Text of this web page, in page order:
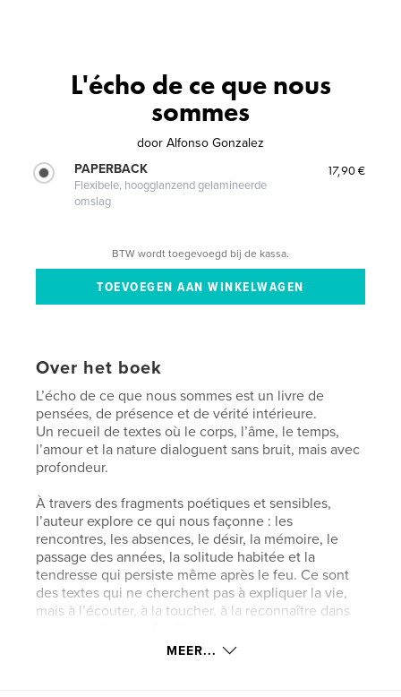
L'écho de ce que nous
sommes
door Alfonso Gonzalez
PAPERBACK
Flexibele, hoogglanzend gelamineerde
omslag
17,90 €
BTW wordt toegevoegd bij de kassa.
Over het boek
L’écho de ce que nous sommes est un livre de
pensées, de présence et de vérité intérieure.
Un recueil de textes où le corps, l’âme, le temps,
l’amour et la nature dialoguent sans bruit, mais avec
profondeur.
À travers des fragments poétiques et sensibles,
l’auteur explore ce qui nous façonne : les
rencontres, les absences, le désir, la mémoire, le
passage des années, la solitude habitée et la
tendresse qui persiste même après le feu. Ce sont
des textes qui ne cherchent pas à expliquer la vie,
mais à l’écouter, à la toucher, à la reconnaître dans
MEER...